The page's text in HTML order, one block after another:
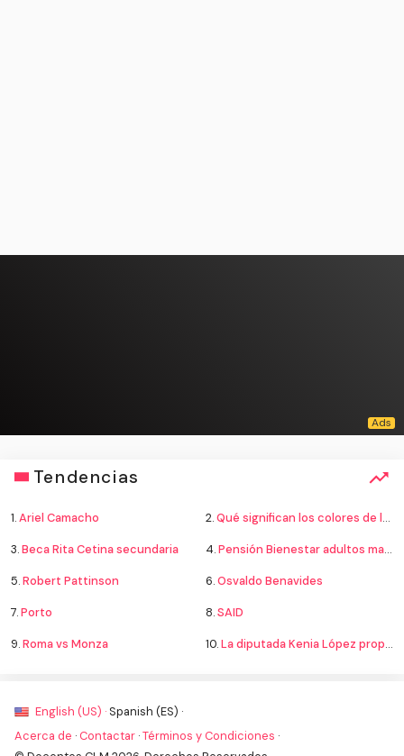
Tendencias
1.Ariel Camacho 2.Qué significan los colores de la bandera
3.Beca Rita Cetina secundaria 4.Pensión Bienestar adultos mayores
5.Robert Pattinson 6.Osvaldo Benavides
7.Porto 8.SAID
9.Roma vs Monza 10.La diputada Kenia López propone cambiar el nombre del país a México
English (US) · Spanish (ES) ·
Acerca de · Contactar ·Términos y Condiciones ·